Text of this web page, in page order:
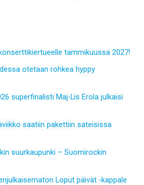
tammikuussa 2027!
otetaan rohkea hyppy
superfinalisti Maj-Lis Erola julkaisi
saatiin pakettiin sateisissa
suurkaupunki – Suomirockin
Loput päivät -kappale